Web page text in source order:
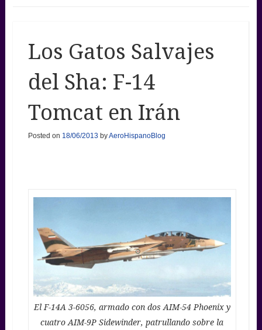
Los Gatos Salvajes
del Sha: F-14
Tomcat en Irán
Posted on 18/06/2013 byAeroHispanoBlog
El F-14A 3-6056, armado con dos AIM-54 Phoenix y
cuatro AIM-9P Sidewinder, patrullando sobre la